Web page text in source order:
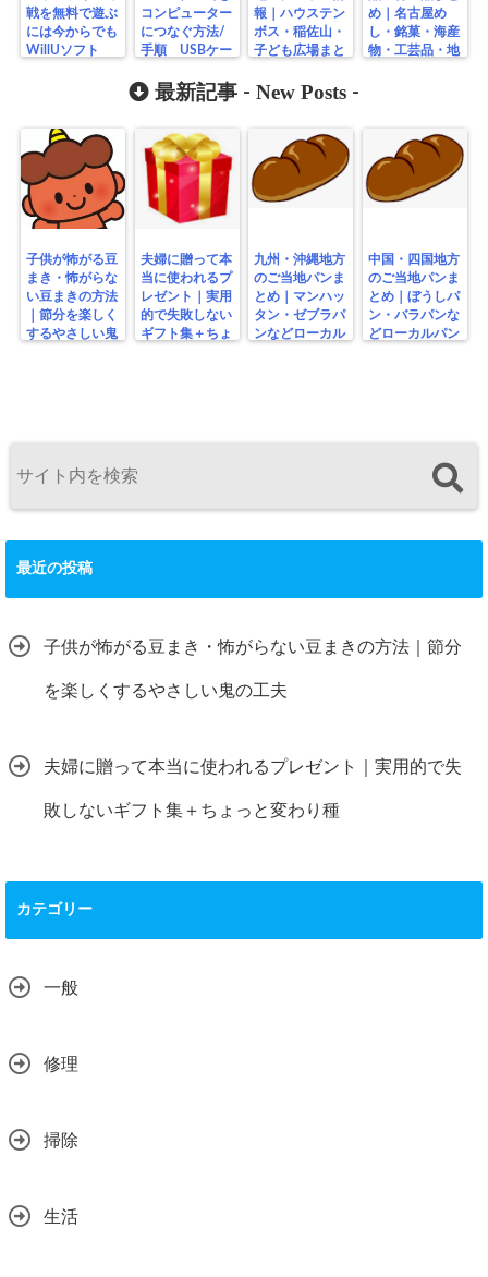
戦を無料で遊ぶ
には今からでも
WillUソフト
コンピューター
につなぐ方法/
手順 USBケー
報｜ハウステン
ボス・稲佐山・
子ども広場まと
め｜名古屋め
し・銘菓・海産
物・工芸品・地
最新記事 - New Posts -
子供が怖がる豆
まき・怖がらな
い豆まきの方法
｜節分を楽しく
するやさしい鬼
夫婦に贈って本
当に使われるプ
レゼント｜実用
的で失敗しない
ギフト集＋ちょ
九州・沖縄地方
のご当地パンま
とめ｜マンハッ
タン・ゼブラパ
ンなどローカル
中国・四国地方
のご当地パンま
とめ｜ぼうしパ
ン・バラパンな
どローカルパン
最近の投稿
子供が怖がる豆まき・怖がらない豆まきの方法｜節分
を楽しくするやさしい鬼の工夫
夫婦に贈って本当に使われるプレゼント｜実用的で失
敗しないギフト集＋ちょっと変わり種
カテゴリー
一般
修理
掃除
生活